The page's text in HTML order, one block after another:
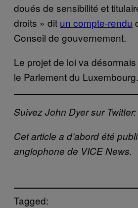
doués de sensibilité et
droits » dit un compte-rendu
Conseil de gouvernement.
Le projet de loi va
le Parlement du Luxembourg.
Suivez John Dyer sur Twitter:
Cet article a d’abord été
anglophone de VICE News.
Tagged: